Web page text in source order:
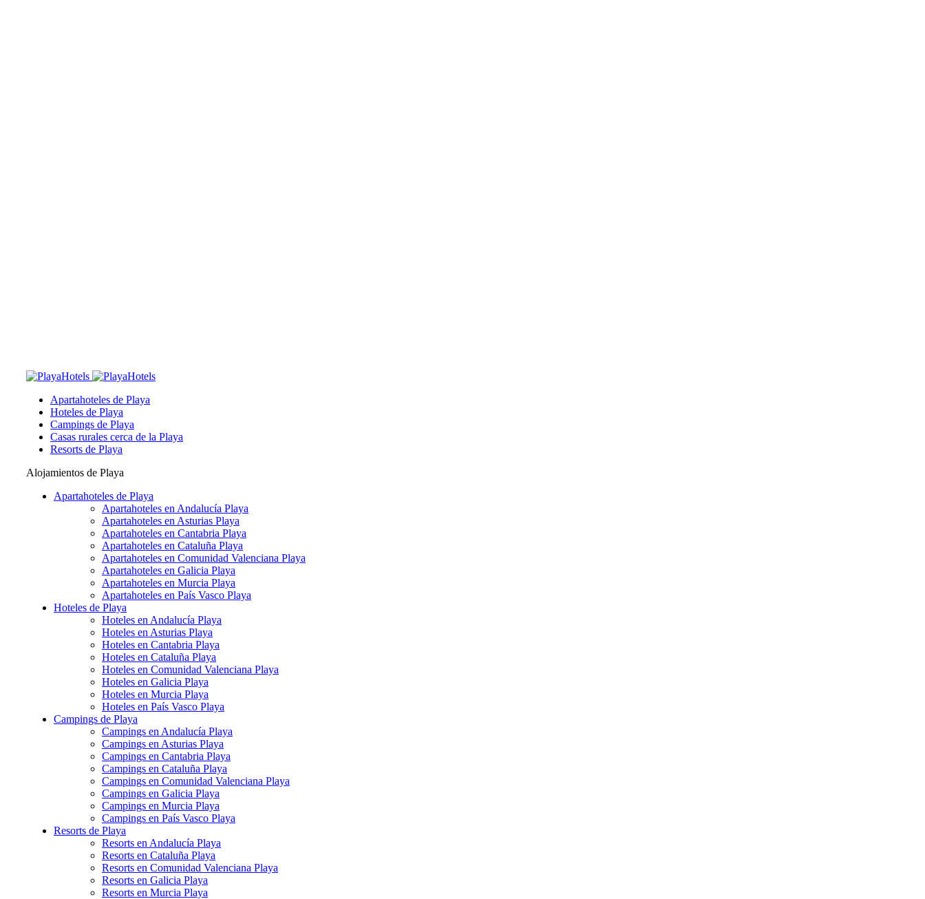
Apartahoteles de Playa
Hoteles de Playa
Campings de Playa
Casas rurales cerca de la Playa
Resorts de Playa
Alojamientos de Playa
Apartahoteles de Playa
Apartahoteles en Andalucía Playa
Apartahoteles en Asturias Playa
Apartahoteles en Cantabria Playa
Apartahoteles en Cataluña Playa
Apartahoteles en Comunidad Valenciana Playa
Apartahoteles en Galicia Playa
Apartahoteles en Murcia Playa
Apartahoteles en País Vasco Playa
Hoteles de Playa
Hoteles en Andalucía Playa
Hoteles en Asturias Playa
Hoteles en Cantabria Playa
Hoteles en Cataluña Playa
Hoteles en Comunidad Valenciana Playa
Hoteles en Galicia Playa
Hoteles en Murcia Playa
Hoteles en País Vasco Playa
Campings de Playa
Campings en Andalucía Playa
Campings en Asturias Playa
Campings en Cantabria Playa
Campings en Cataluña Playa
Campings en Comunidad Valenciana Playa
Campings en Galicia Playa
Campings en Murcia Playa
Campings en País Vasco Playa
Resorts de Playa
Resorts en Andalucía Playa
Resorts en Cataluña Playa
Resorts en Comunidad Valenciana Playa
Resorts en Galicia Playa
Resorts en Murcia Playa